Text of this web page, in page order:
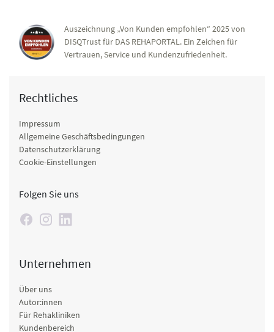
Auszeichnung „Von Kunden empfohlen“ 2025 von
DISQTrust für DAS REHAPORTAL. Ein Zeichen für
Vertrauen, Service und Kundenzufriedenheit.
Rechtliches
Impressum
Allgemeine Geschäftsbedingungen
Datenschutzerklärung
Cookie-Einstellungen
Folgen Sie uns
Unternehmen
Über uns
Autor:innen
Für Rehakliniken
Kundenbereich